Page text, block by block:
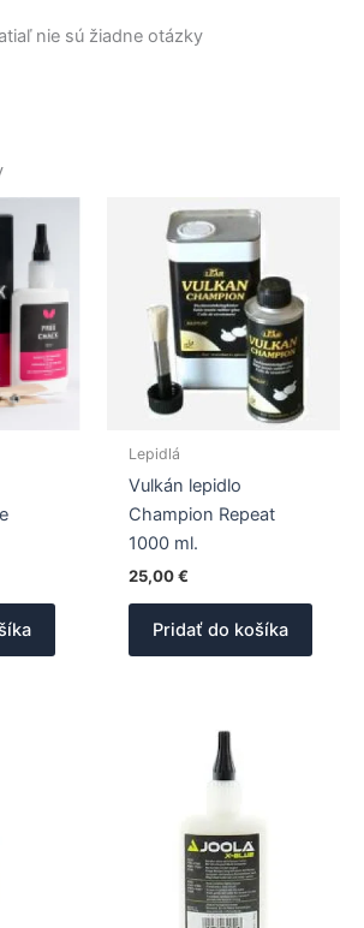
nie sú žiadne otázky
Lepidlá
Vulkán lepidlo
Champion Repeat
1000 ml.
25,00€
Pridať do košíka